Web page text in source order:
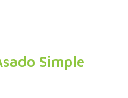
Simple